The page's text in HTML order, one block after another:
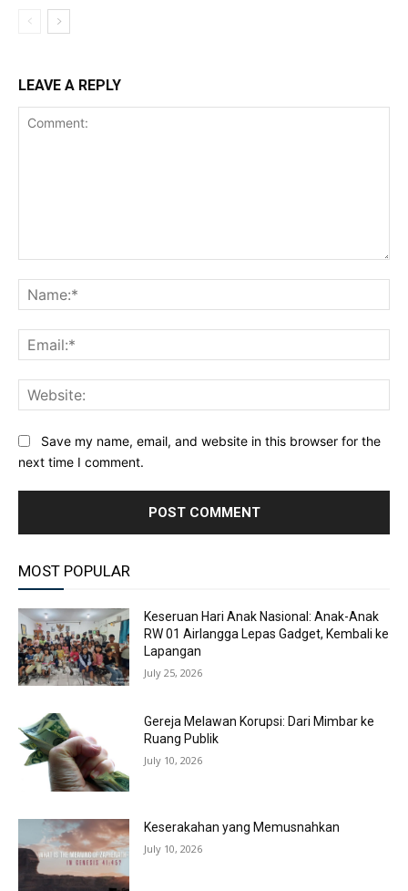
LEAVE A REPLY
Save my name, email, and website in this browser for the
next time I comment.
MOST POPULAR
Keseruan Hari Anak Nasional: Anak-Anak
RW 01 Airlangga Lepas Gadget, Kembali ke
Lapangan
July 25, 2026
Gereja Melawan Korupsi: Dari Mimbar ke
Ruang Publik
July 10, 2026
Keserakahan yang Memusnahkan
July 10, 2026